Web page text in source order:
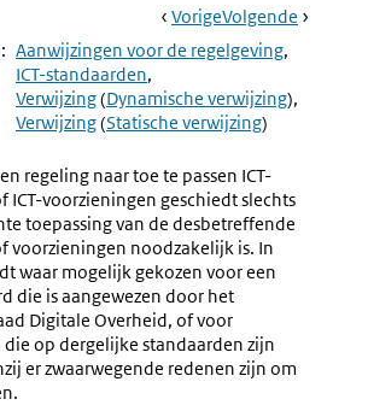
Book
Navigation
Ga
Naar
VorigePagina:
Aanwijzing
3.48
Verwijzing
Naar
Ga
Naar
Volgende Pagina:
Aanwijzingen voor de regelgeving
ICT-standaarden
Verwijzing(Dynamische verwijzing)
Verwijzing(Statische verwijzing)
regeling naar toe te passen ICT-
ICT-voorzieningen geschiedt slechts
toepassing van de desbetreffende
voorzieningen noodzakelijk is. In
waar mogelijk gekozen voor een
die is aangewezen door het
Digitale Overheid, of voor
op dergelijke standaarden zijn
er zwaarwegende redenen zijn om